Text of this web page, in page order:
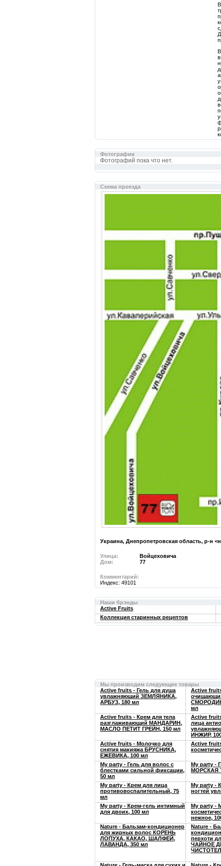
Фотографии
Фотографий пока что нет.
Cхема проезда
Украина, Днепропетровская область, р-н
Улица:
Войцеховича
Дом:
77
Комментарий:
Индекс: 49101
Наши брэнды
Active Fruits
Коллекция старинных рецептов
Мы производим следующие товары
Active fruits - Гель для душа
увлажняющий ЗЕМЛЯНИКА,
АРБУЗ, 180 мл
Active
мл
Active fruits - Крем для тела
разглаживающий МАНДАРИН,
МАСЛО ПЕТИТ ГРЕЙН, 150 мл
Active
лица
ИНЖИР,
Active fruits - Молочко для
снятия макияжа БРУСНИКА,
ЕЖЕВИКА, 100 мл
Active
My party - Гель для волос с
блестками сильной фиксации,
50 мл
My party -
МОРСКАЯ
My party - Крем для лица
противовоспалительный, 75
мл
My party -
ногтей
My party - Крем-гель интимный
для двоих, 100 мл
My party -
нежное,
Nature - Бальзам-кондиционер
для жирных волос КОРЕНЬ
ЛОПУХА, КАКАО, ШАЛФЕЙ,
ЛАВАНДА, 350 мл
Nature -
перхоти
ЧАЙНОЕ